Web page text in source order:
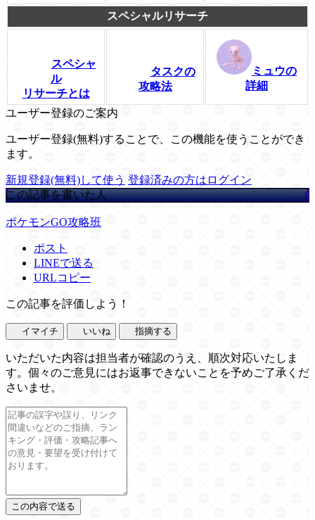
スペシャルリサーチ
スペシャ
ル
リサーチとは
タスクの
攻略法
ミュウの
詳細
ユーザー登録のご案内
ユーザー登録(無料)することで、この機能を使うことができ
ます。
新規登録(無料)して使う 登録済みの方はログイン
この記事を書いた人
ポケモンGO攻略班
ポスト
LINEで送る
URLコピー
この記事を評価しよう！
イマイチ いいね 指摘する
いただいた内容は担当者が確認のうえ、順次対応いたしま
す。個々のご意見にはお返事できないことを予めご了承くだ
さいませ。